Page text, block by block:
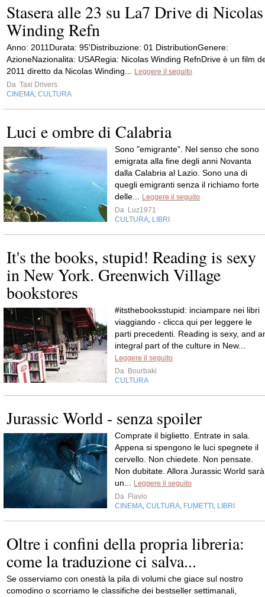
Stasera alle 23 su La7 Drive di Nicolas
Winding Refn
Anno: 2011Durata: 95'Distribuzione: 01 DistributionGenere:
AzioneNazionalita: USARegia: Nicolas Winding RefnDrive è un film
2011 diretto da Nicolas Winding...
Leggere il seguito
Da Taxi Drivers
CINEMA CULTURA
Luci e ombre di Calabria
Sono "emigrante". Nel senso che sono
emigrata alla fine degli anni Novanta
dalla Calabria al Lazio. Sono una di
quegli emigranti senza il richiamo forte
delle...
Leggere il seguito
Da Luz1971
CULTURA LIBRI
It's the books, stupid! Reading is sexy
in New York. Greenwich Village
bookstores
#itsthebooksstupid: inciampare nei libri
viaggiando - clicca qui per leggere le
parti precedenti. Reading is sexy, and
integral part of the culture in New...
Leggere il seguito
Da Bourbaki
CULTURA
Jurassic World - senza spoiler
Comprate il biglietto. Entrate in sala.
Appena si spengono le luci spegnete il
cervello. Non chiedete. Non pensate.
Non dubitate. Allora Jurassic World sarà
un...
Leggere il seguito
Da Flavio
CINEMA CULTURA FUMETTI LIBRI
Oltre i confini della propria libreria:
come la traduzione ci salva...
Se osserviamo con onestà la pila di volumi che giace sul nostro
comodino o scorriamo le classifiche dei bestseller settimanali,